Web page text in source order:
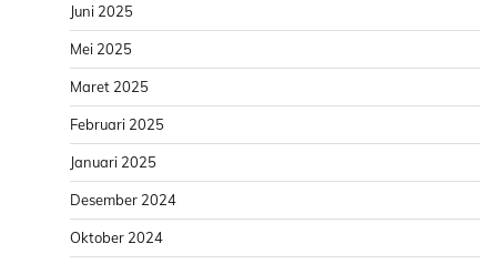
Juni 2025
Mei 2025
Maret 2025
Februari 2025
Januari 2025
Desember 2024
Oktober 2024